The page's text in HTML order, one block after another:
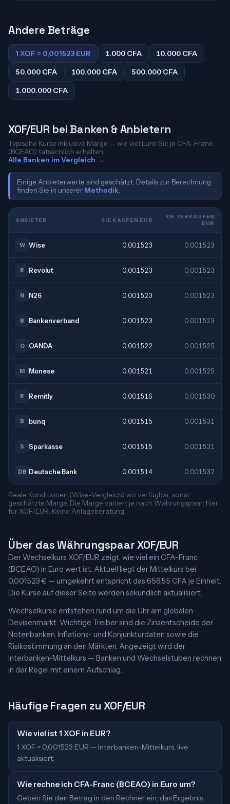
Andere Beträge
1 XOF = 0,001523 EUR 1.000 CFA
10.000 CFA
50.000 CFA
100.000 CFA
500.000 CFA
1.000.000 CFA
XOF/EUR bei Banken & Anbietern
Typische Kurse inklusive Marge — wie viel Euro Sie je CFA-Franc
(BCEAO) tatsächlich erhalten.
Alle Banken im Vergleich →
Einige Anbieterwerte sind geschätzt. Details zur Berechnung
finden Sie in unserer Methodik
ANBIETER SIE KAUFEN EUR
SIE VERKAUFEN
EUR
W Wise 0,001523 0,001523
R Revolut 0,001523 0,001523
N N26 0,001523 0,001523
B Bankenverband 0,001523 0,001523
O OANDA 0,001522 0,001525
M Monese 0,001521 0,001525
R Remitly 0,001516 0,001530
B bunq 0,001515 0,001531
S Sparkasse 0,001515 0,001531
DB Deutsche Bank 0,001514 0,001532
Reale Konditionen (Wise-Vergleich) wo verfügbar, sonst
geschätzte Marge. Die Marge variiert je nach Währungspaar; hier
für XOF/EUR. Keine Anlageberatung.
Über das Währungspaar XOF/EUR
Der Wechselkurs XOF/EUR zeigt, wie viel ein CFA-Franc
(BCEAO) in Euro wert ist. Aktuell liegt der Mittelkurs bei
0,001523 € — umgekehrt entspricht das 656,55 CFA je Einheit.
Die Kurse auf dieser Seite werden sekündlich aktualisiert.
Wechselkurse entstehen rund um die Uhr am globalen
Devisenmarkt. Wichtige Treiber sind die Zinsentscheide der
Notenbanken, Inflations- und Konjunkturdaten sowie die
Risikostimmung an den Märkten. Angezeigt wird der
Interbanken-Mittelkurs — Banken und Wechselstuben rechnen
in der Regel mit einem Aufschlag.
Häufige Fragen zu XOF/EUR
Wie viel ist 1 XOF in EUR?
1 XOF = 0,001523 EUR — Interbanken-Mittelkurs, live
aktualisiert.
Wie rechne ich CFA-Franc (BCEAO) in Euro um?
Geben Sie den Betrag in den Rechner ein; das Ergebnis